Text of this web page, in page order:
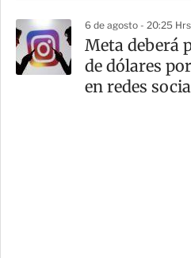
6 de agosto - 20:25 Hrs
Meta deberá
de dólares
en redes